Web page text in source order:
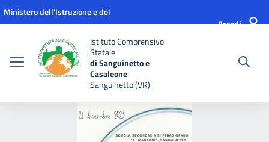
Vai ai contenuti
Vai al menu di navigazione
Vai al footer
Ministero dell'Istruzione e del
Accedi
Istituto Comprensivo
Statale
di Sanguinetto e
Casaleone
Sanguinetto (VR)